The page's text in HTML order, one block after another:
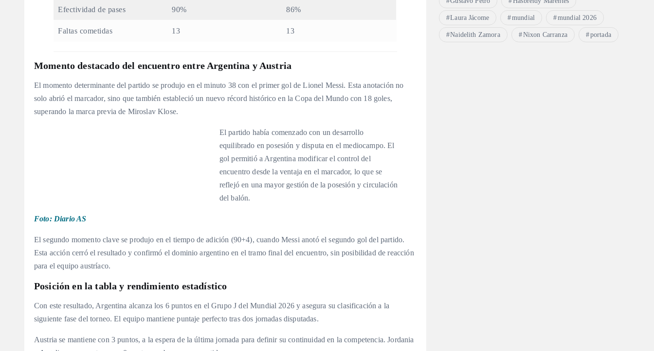
Efectividad de pases 90% 86%
Faltas cometidas 13 13
Momento destacado del encuentro entre Argentina y Austria
El momento determinante del partido se produjo en el minuto 38 con el primer gol de Lionel Messi. Esta anotación no
solo abrió el marcador, sino que también estableció un nuevo récord histórico en la Copa del Mundo con 18 goles,
superando la marca previa de Miroslav Klose.
El partido había comenzado con un desarrollo
equilibrado en posesión y disputa en el mediocampo. El
gol permitió a Argentina modificar el control del
encuentro desde la ventaja en el marcador, lo que se
reflejó en una mayor gestión de la posesión y circulación
del balón.
Foto: Diario AS
El segundo momento clave se produjo en el tiempo de adición (90+4), cuando Messi anotó el segundo gol del partido.
Esta acción cerró el resultado y confirmó el dominio argentino en el tramo final del encuentro, sin posibilidad de reacción
para el equipo austríaco.
Posición en la tabla y rendimiento estadístico
Con este resultado, Argentina alcanza los 6 puntos en el Grupo J del Mundial 2026 y asegura su clasificación a la
siguiente fase del torneo. El equipo mantiene puntaje perfecto tras dos jornadas disputadas.
Austria se mantiene con 3 puntos, a la espera de la última jornada para definir su continuidad en la competencia. Jordania
Laura Jácome mundial mundial 2026
Naidelith Zamora Nixon Carranza portada